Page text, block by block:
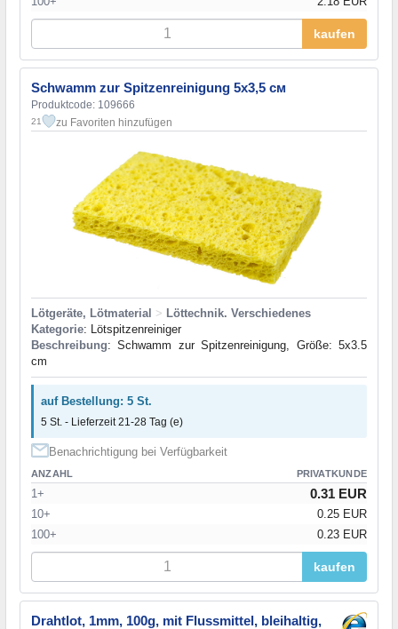
kaufen
Schwamm zur Spitzenreinigung 5x3,5 см
Produktcode: 109666
21 zu Favoriten hinzufügen
Lötgeräte, Lötmaterial > Löttechnik. Verschiedenes
Kategorie: Lötspitzenreiniger
Beschreibung: Schwamm zur Spitzenreinigung, Größe: 5x3.5
cm
auf Bestellung: 5 St.
5 St. - Lieferzeit 21-28 Tag (e)
Benachrichtigung bei Verfügbarkeit
ANZAHL PRIVATKUNDE
1+ 0.31 EUR
10+
0.25 EUR
100+
0.23 EUR
kaufen
Drahtlot, 1mm, 100g, mit Flussmittel, bleihaltig,